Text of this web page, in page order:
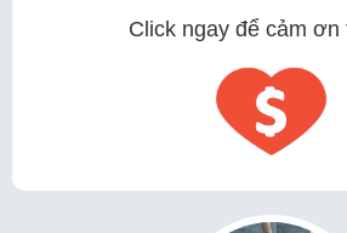
Click ngay để cảm ơn